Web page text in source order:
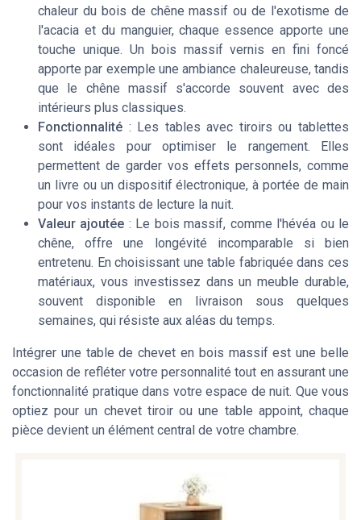
chaleur du bois de chêne massif ou de l'exotisme de
l'acacia et du manguier, chaque essence apporte une
touche unique. Un bois massif vernis en fini foncé
apporte par exemple une ambiance chaleureuse, tandis
que le chêne massif s'accorde souvent avec des
intérieurs plus classiques.
Fonctionnalité : Les tables avec tiroirs ou tablettes
sont idéales pour optimiser le rangement. Elles
permettent de garder vos effets personnels, comme
un livre ou un dispositif électronique, à portée de main
pour vos instants de lecture la nuit.
Valeur ajoutée : Le bois massif, comme l'hévéa ou le
chêne, offre une longévité incomparable si bien
entretenu. En choisissant une table fabriquée dans ces
matériaux, vous investissez dans un meuble durable,
souvent disponible en livraison sous quelques
semaines, qui résiste aux aléas du temps.
Intégrer une table de chevet en bois massif est une belle
occasion de refléter votre personnalité tout en assurant une
fonctionnalité pratique dans votre espace de nuit. Que vous
optiez pour un chevet tiroir ou une table appoint, chaque
pièce devient un élément central de votre chambre.